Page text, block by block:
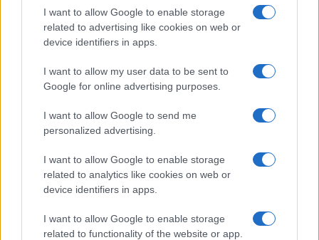
I want to allow Google to enable storage
related to advertising like cookies on web or
device identifiers in apps.
I want to allow my user data to be sent to
Google for online advertising purposes.
I want to allow Google to send me
personalized advertising.
I want to allow Google to enable storage
related to analytics like cookies on web or
device identifiers in apps.
I want to allow Google to enable storage
related to functionality of the website or app.
Magna Pars Milano: un’esperienza olfattiva unica in un
ex stabilimento di profumi
Matteo Pellegrino · 7 Ago 2026
LIFESTYLE